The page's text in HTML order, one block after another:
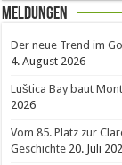
Meldungen
Der neue Trend im
4. August 2026
Luštica Bay baut
2026
Vom 85. Platz zur
Geschichte 20. Juli